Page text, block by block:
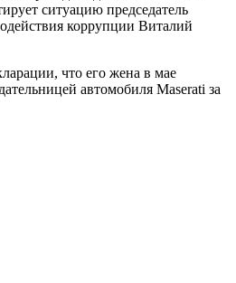
ситуацию председатель
коррупции Виталий
что его жена в мае
автомобиля Maserati за